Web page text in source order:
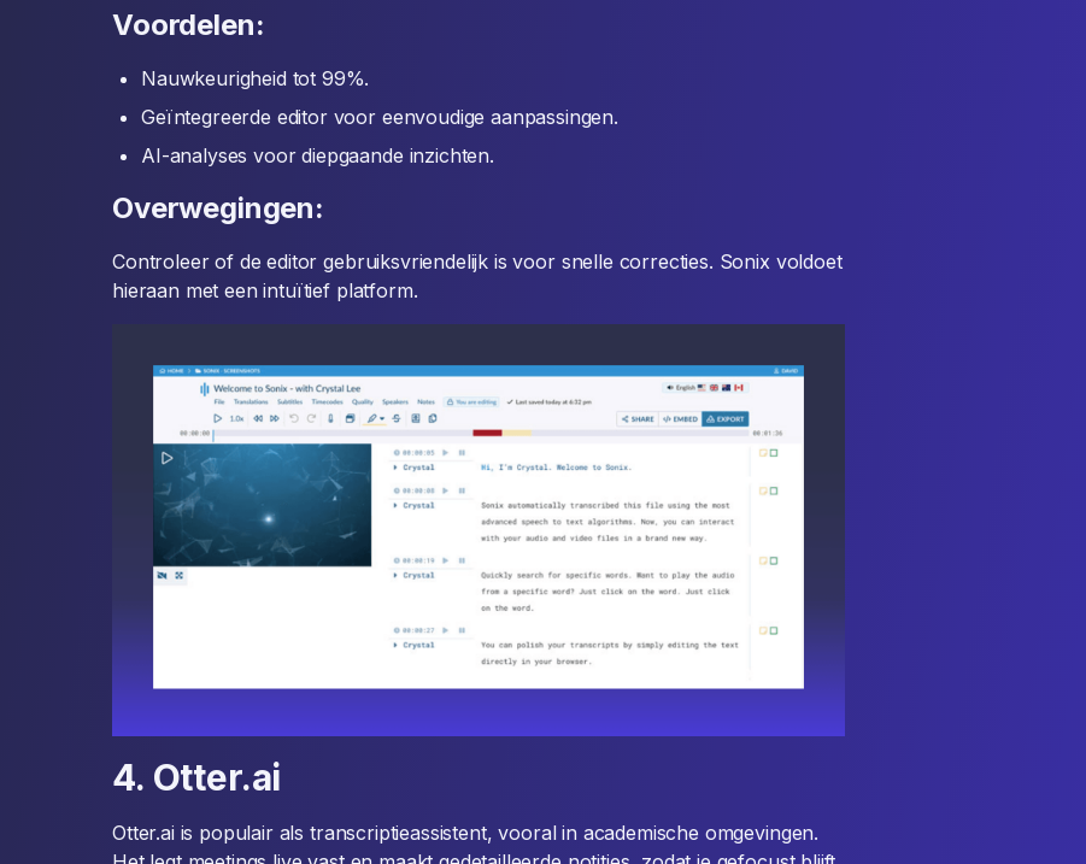
Voordelen:
Nauwkeurigheid tot 99%.
Geïntegreerde editor voor eenvoudige aanpassingen.
AI-analyses voor diepgaande inzichten.
Overwegingen:
Controleer of de editor gebruiksvriendelijk is voor snelle correcties. Sonix voldoet
hieraan met een intuïtief platform.
4. Otter.ai
Otter.ai is populair als transcriptieassistent, vooral in academische omgevingen.